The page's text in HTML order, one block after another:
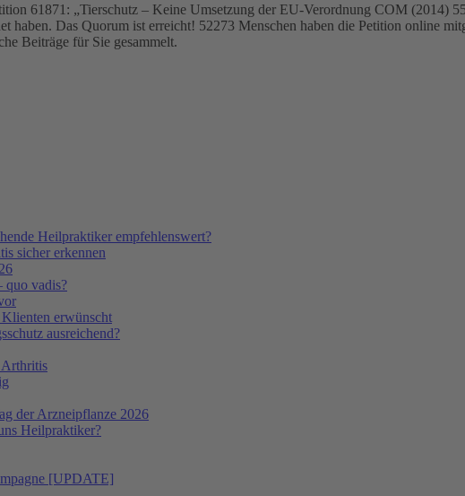
61871: „Tierschutz – Keine Umsetzung der EU-Verordnung COM (2014)
Das Quorum ist erreicht! 52273 Menschen haben die Petition online
Beiträge für Sie gesammelt.
Heilpraktiker empfehlenswert?
sicher erkennen
quo vadis?
erwünscht
ausreichend?
Arthritis
der Arzneipflanze 2026
Heilpraktiker?
[UPDATE]